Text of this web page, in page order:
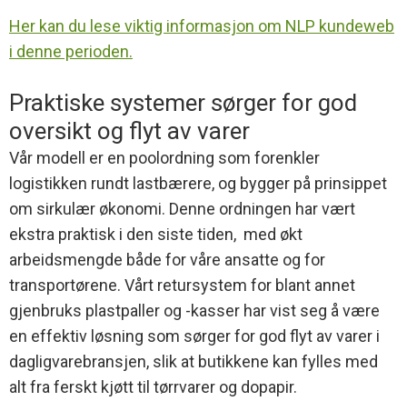
Her kan du lese viktig informasjon om NLP kundeweb
i denne perioden.
Praktiske systemer sørger for god
oversikt og flyt av varer
Vår modell er en poolordning som forenkler
logistikken rundt lastbærere, og bygger på prinsippet
om sirkulær økonomi. Denne ordningen har vært
ekstra praktisk i den siste tiden, med økt
arbeidsmengde både for våre ansatte og for
transportørene. Vårt retursystem for blant annet
gjenbruks plastpaller og -kasser har vist seg å være
en effektiv løsning som sørger for god flyt av varer i
dagligvarebransjen, slik at butikkene kan fylles med
alt fra ferskt kjøtt til tørrvarer og dopapir.